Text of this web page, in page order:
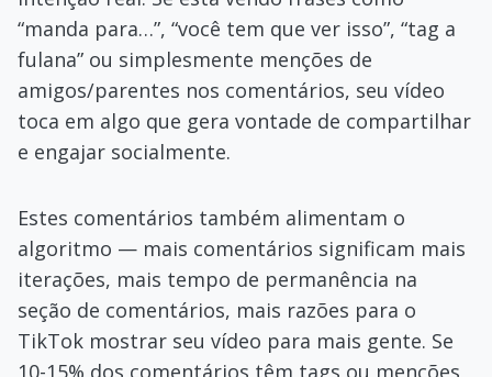
“manda para…”, “você tem que ver isso”, “tag a
fulana” ou simplesmente menções de
amigos/parentes nos comentários, seu vídeo
toca em algo que gera vontade de compartilhar
e engajar socialmente.
Estes comentários também alimentam o
algoritmo — mais comentários significam mais
iterações, mais tempo de permanência na
seção de comentários, mais razões para o
TikTok mostrar seu vídeo para mais gente. Se